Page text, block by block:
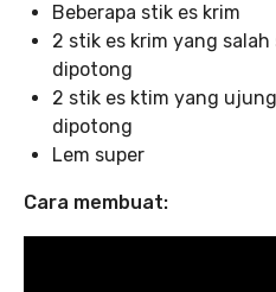
Beberapa stik es krim
2 stik es krim yang
dipotong
2 stik es ktim yang
dipotong
Lem super
Cara membuat: